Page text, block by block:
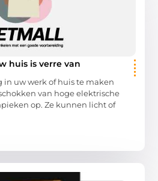
huis is verre van
in uw werk of huis te maken
van hoge elektrische
op. Ze kunnen licht of